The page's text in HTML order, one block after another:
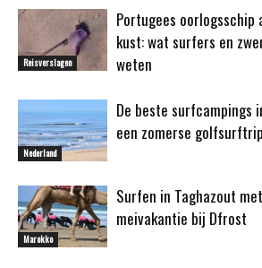
Reisverslagen
Portugees oorlogsschip
kust: wat surfers en
weten
Nederland
De beste surfcampings
een zomerse golfsurftrip
Marokko
Surfen in Taghazout
meivakantie bij Dfrost